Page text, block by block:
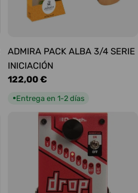
ADMIRA PACK ALBA 3/4 SERIE
INICIACIÓN
Precio
122,00 €
●Entrega en 1-2 días